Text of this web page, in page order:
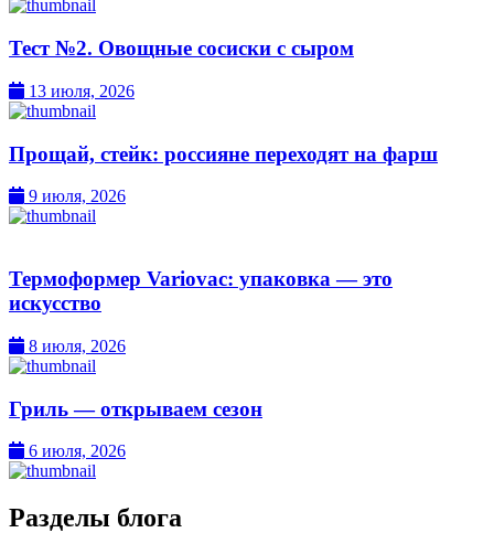
Тест №2. Овощные сосиски с сыром
13 июля, 2026
Прощай, стейк: россияне переходят на фарш
9 июля, 2026
Термоформер Variovac: упаковка — это
искусство
8 июля, 2026
Гриль — открываем сезон
6 июля, 2026
Разделы блога